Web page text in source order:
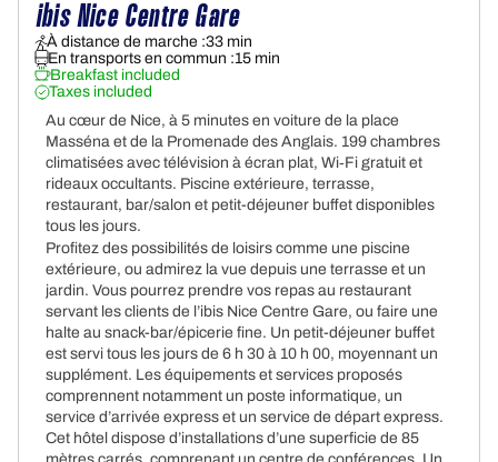
ibis Nice Centre Gare
Breakfast included
Taxes included
À distance de marche :33 min
En transports en commun :15 min
Au cœur de Nice, à 5 minutes en voiture de la place
Masséna et de la Promenade des Anglais. 199 chambres
climatisées avec télévision à écran plat, Wi‑Fi gratuit et
rideaux occultants. Piscine extérieure, terrasse,
restaurant, bar/salon et petit-déjeuner buffet disponibles
tous les jours.
Profitez des possibilités de loisirs comme une piscine
extérieure, ou admirez la vue depuis une terrasse et un
jardin. Vous pourrez prendre vos repas au restaurant
servant les clients de l’ibis Nice Centre Gare, ou faire une
halte au snack-bar/épicerie fine. Un petit-déjeuner buffet
est servi tous les jours de 6 h 30 à 10 h 00, moyennant un
supplément. Les équipements et services proposés
comprennent notamment un poste informatique, un
service d’arrivée express et un service de départ express.
Cet hôtel dispose d’installations d’une superficie de 85